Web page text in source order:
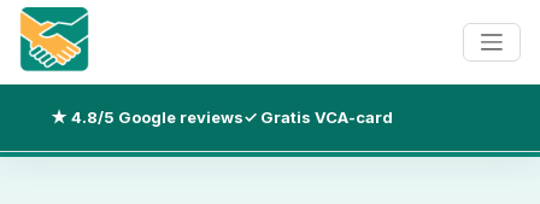
★ 4.8/5 Google reviews✓ Gratis VCA-card